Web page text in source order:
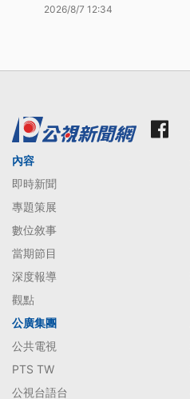
2026/8/7 12:34
內容
即時新聞
專題策展
數位敘事
當期節目
深度報導
觀點
公廣集團
公共電視
PTS TW
公視台語台